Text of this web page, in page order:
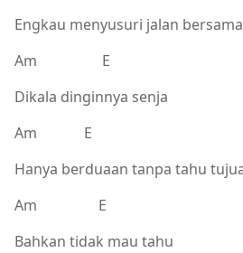
Engkau menyusuri jalan
Am E
Dikala dinginnya senja
Am E
Hanya berduaan tanpa tahu
Am E
Bahkan tidak mau tahu